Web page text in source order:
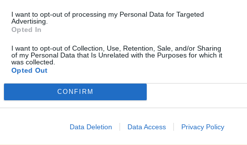
I want to opt-out of processing my Personal Data for Targeted
Advertising.
Opted In
I want to opt-out of Collection, Use, Retention, Sale, and/or Sharing
of my Personal Data that Is Unrelated with the Purposes for which it
was collected.
Opted Out
CONFIRM
Data Deletion Data Access Privacy Policy